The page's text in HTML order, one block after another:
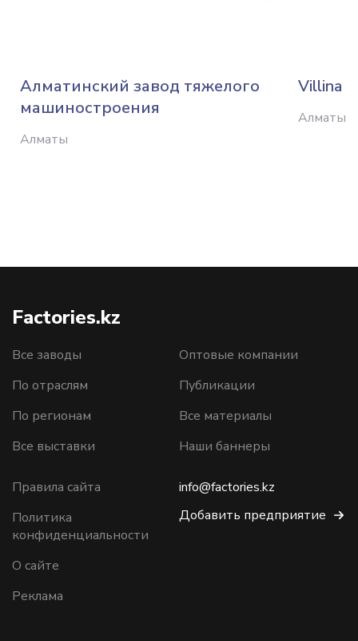
Алматинский завод тяжелого
машиностроения
Алматы
Villina
Алматы
Factories.kz
Все заводы
По отраслям
По регионам
Все выставки
Оптовые компании
Публикации
Все материалы
Наши баннеры
Правила сайта
Политика
конфиденциальности
О сайте
Реклама
info@factories.kz
Добавить предприятие